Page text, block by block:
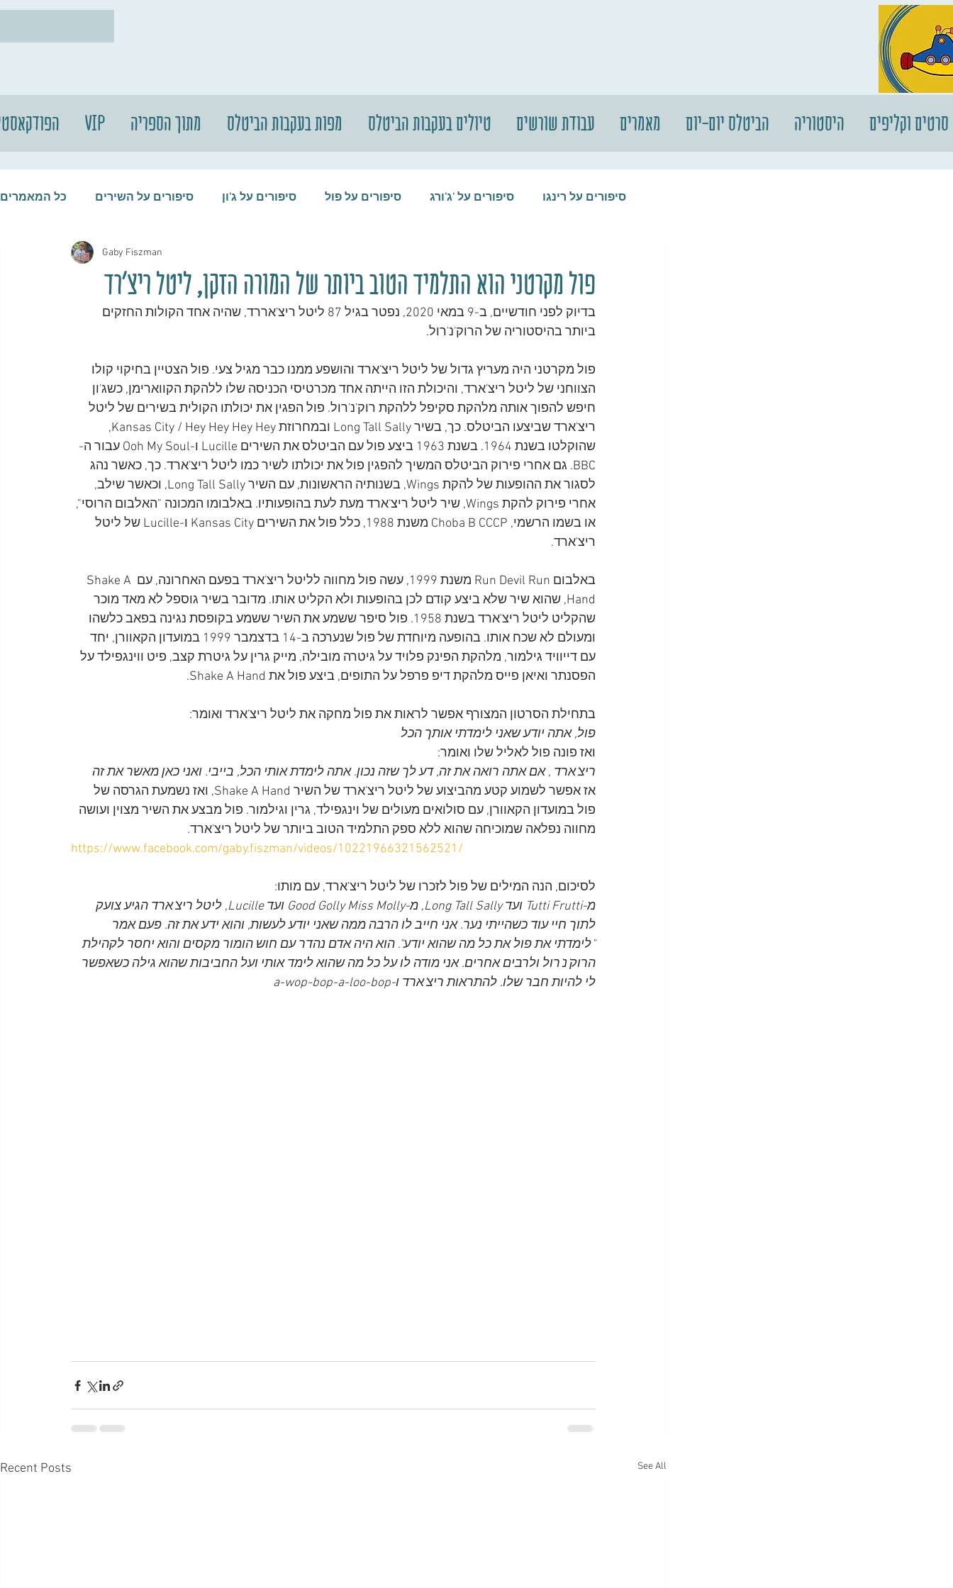
VIP מתוך הספריה מפות בעקבות הביטלס טיולים בעקבות הביטלס עבודת שורשים מאמרים הביטלס יום-יום היסטוריה סרטים וקליפים
כל המאמרים סיפורים על השירים סיפורים על ג'ון סיפורים על פול סיפורים על 'ג'ורג סיפורים על רינגו
סיפורים על הביטלס סיפורים על התקליטים
פול מקרטני הוא התלמיד הטוב ביותר של המורה הזקן, ליטל ריצ'רד
Gaby Fiszman
בדיוק לפני חודשיים, ב-9 במאי 2020, נפטר בגיל 87 ליטל ריצ'אררד, שהיה אחד הקולות החזקים
ביותר בהיסטוריה של הרוק'נ'רול.
פול מקרטני היה מעריץ גדול של ליטל ריצ'ארד והושפע ממנו כבר מגיל צעי. פול הצטיין בחיקוי קולו
הצווחני של ליטל ריצ'ארד, והיכולת הזו הייתה אחד מכרטיסי הכניסה שלו ללהקת הקווארימן, כשג'ון
חיפש להפוך אותה מלהקת סקיפל ללהקת רוק'נ'רול. פול הפגין את יכולתו הקולית בשירים של ליטל
ריצ'ארד שביצעו הביטלס. כך, בשיר Long Tall Sally ובמחרוזת Kansas City / Hey Hey Hey Hey,
שהוקלטו בשנת 1964. בשנת 1963 ביצע פול עם הביטלס את השירים Lucille ו-Ooh My Soul עבור ה-
BBC. גם אחרי פירוק הביטלס המשיך להפגין פול את יכולתו לשיר כמו ליטל ריצ'ארד. כך, כאשר נהג
לסגור את ההופעות של להקת Wings, בשנותיה הראשונות, עם השיר Long Tall Sally, וכאשר שילב,
אחרי פירוק להקת Wings, שיר ליטל ריצ'ארד מעת לעת בהופעותיו. באלבומו המכונה "האלבום הרוסי",
או בשמו הרשמי, Choba B CCCP משנת 1988, כלל פול את השירים Kansas City ו-Lucille של ליטל
ריצ'ארד.
באלבום Run Devil Run משנת 1999, עשה פול מחווה לליטל ריצ'ארד בפעם האחרונה, עם Shake A
Hand, שהוא שיר שלא ביצע קודם לכן בהופעות ולא הקליט אותו. מדובר בשיר גוספל לא מאד מוכר
שהקליט ליטל ריצ'ארד בשנת 1958. פול סיפר ששמע את השיר ששמע בקופסת נגינה בפאב כלשהו
ומעולם לא שכח אותו. בהופעה מיוחדת של פול שנערכה ב-14 בדצמבר 1999 במועדון הקאוורן, יחד
עם דייוויד גילמור, מלהקת הפינק פלויד על גיטרה מובילה, מייק גרין על גיטרת קצב, פיט ווינגפילד על
הפסנתר ואיאן פייס מלהקת דיפ פרפל על התופים, ביצע פול את Shake A Hand.
בתחילת הסרטון המצורף אפשר לראות את פול מחקה את ליטל ריצ'ארד ואומר:
פול, אתה יודע שאני לימדתי אותך הכל
ואז פונה פול לאליל שלו ואומר:
ריצ'ארד , אם אתה רואה את זה, דע לך שזה נכון. אתה לימדת אותי הכל, בייבי. ואני כאן מאשר את זה
אז אפשר לשמוע קטע מהביצוע של ליטל ריצ'ארד של השיר Shake A Hand, ואז נשמעת הגרסה של
פול במועדון הקאוורן, עם סולואים מעולים של וינגפילד, גרין וגילמור. פול מבצע את השיר מצוין ועושה
מחווה נפלאה שמוכיחה שהוא ללא ספק התלמיד הטוב ביותר של ליטל ריצ'ארד.
https://www.facebook.com/gaby.fiszman/videos/10221966321562521/
לסיכום, הנה המילים של פול לזכרו של ליטל ריצ'ארד, עם מותו:
מ-Tutti Frutti ועד Long Tall Sally, מ-Good Golly Miss Molly ועד Lucille, ליטל ריצ'ארד הגיע צועק
לתוך חיי עוד כשהייתי נער. אני חייב לו הרבה ממה שאני יודע לעשות, והוא ידע את זה. פעם אמר
"לימדתי את פול את כל מה שהוא יודע". הוא היה אדם נהדר עם חוש הומור מקסים והוא יחסר לקהילת
הרוק'נ'רול ולרבים אחרים. אני מודה לו על כל מה שהוא לימד אותי ועל החביבות שהוא גילה כשאפשר
לי להיות חבר שלו. להתראות ריצ'ארד ו-a-wop-bop-a-loo-bop
Recent Posts See All